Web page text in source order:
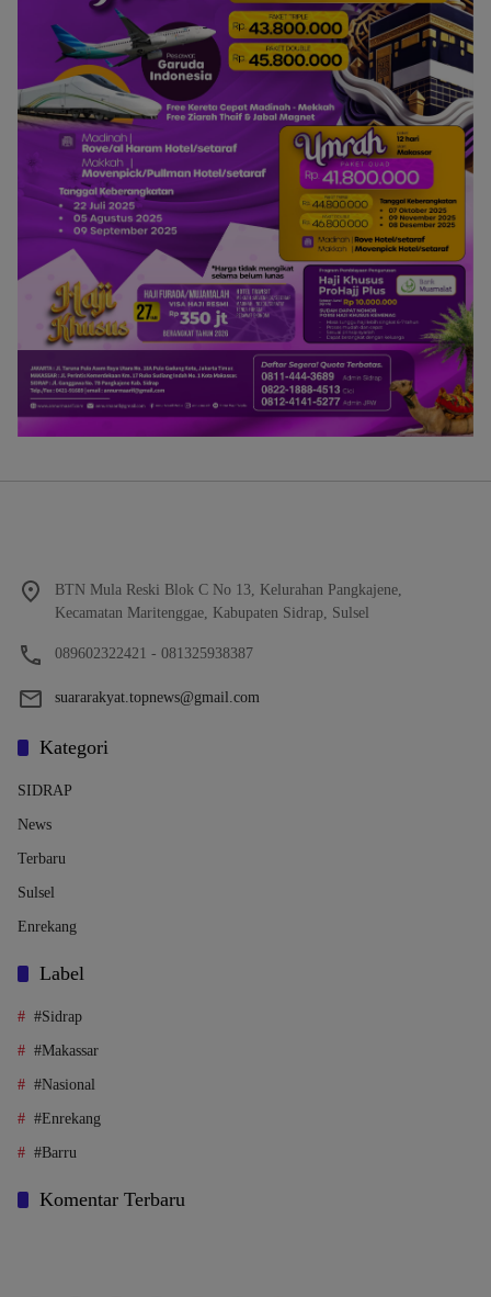
BTN Mula Reski Blok C No 13, Kelurahan Pangkajene,
Kecamatan Maritenggae, Kabupaten Sidrap, Sulsel
089602322421 - 081325938387
suararakyat.topnews@gmail.com
Kategori
SIDRAP
News
Terbaru
Sulsel
Enrekang
Label
#Sidrap
#Makassar
#Nasional
#Enrekang
#Barru
Komentar Terbaru